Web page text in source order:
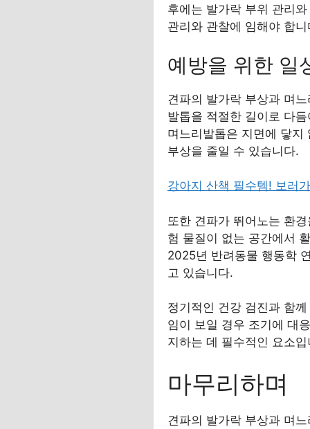
후에는 발가락 부위 관리
관리와 관찰에 임해야 합니
예방을 위한 일
견파의 발가락 부상과 며
발톱을 적절한 길이로 다
며느리발톱은 지면에 닿지
부상을 줄일 수 있습니다.
강아지 산책 필수템! 보러
또한 견파가 뛰어노는 환
험 물질이 없는 공간에서
2025년 반려동물 행동학
고 있습니다.
정기적인 건강 검진과 함
임이 보일 경우 조기에 대
지하는 데 필수적인 요소
마무리하며
견파의 발가락 부상과 며